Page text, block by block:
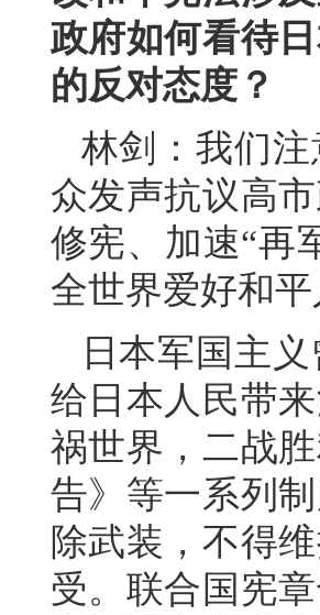
政府如何看待
的反对态度？
林剑：我们
众发声抗议高
修宪、加速“再
全世界爱好和
日本军国主
给日本人民带
祸世界，二战
告》等一系列
除武装，不得
受。联合国宪